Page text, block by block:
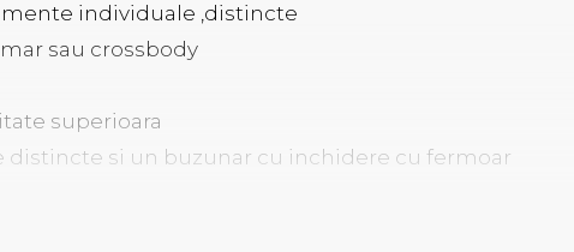
individuale ,distincte
sau crossbody
superioara
si un buzunar cu inchidere cu fermoar